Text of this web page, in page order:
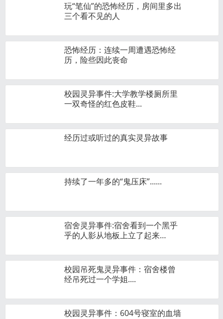
玩“笔仙”的恐怖经历，房间里多出
三个看不见的人
恐怖经历：连续一周遭遇恐怖经
历，险些因此丧命
校园灵异事件:大学教学楼厕所里
一双奇怪的红色皮鞋...
经历过或听过的真实灵异故事
持续了一年多的“鬼压床”......
宿舍灵异事件:宿舍看到一个黑乎
乎的人影从地板上立了起来…
校园吊死鬼灵异事件：宿舍楼曾
经吊死过一个学姐....
校园灵异事件：604号寝室的血墙